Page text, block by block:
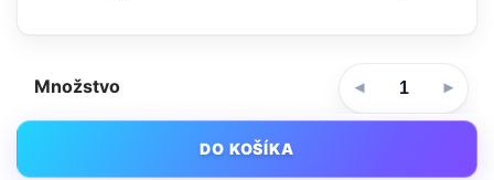
Množstvo
DO KOŠÍKA